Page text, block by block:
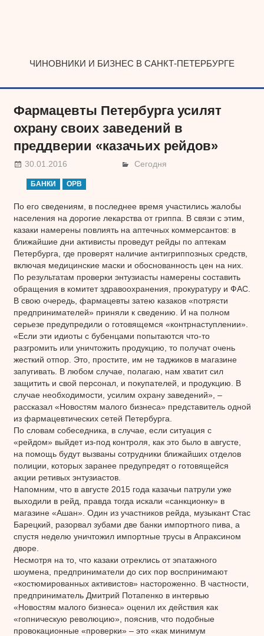
ЧИНОВНИКИ И БИЗНЕС В САНКТ-ПЕТЕРБУРГЕ
Фармацевты Петербурга усилят
охрану своих заведений в
преддверии «казачьих рейдов»
30.01.2016 Сегодня
БАНКИ ОРВ
По его сведениям, в последнее время участились жалобы
населения на дорогие лекарства от гриппа. В связи с этим,
казаки намерены повлиять на аптечных коммерсантов: в
ближайшие дни активисты проведут рейды по аптекам
Петербурга, где проверят наличие антигриппозных средств,
включая медицинские маски и обоснованность цен на них.
По результатам проверки энтузиасты намерены составить
обращения в комитет здравоохранения, прокуратуру и ФАС.
В свою очередь, фармацевты затею казаков «потрясти
предпринимателей» приняли к сведению. И на полном
серьезе предупредили о готовящемся «контрнаступлении».
«Если эти идиоты с бубенцами попытаются что-то
разгромить или уничтожить продукцию, то получат очень
жесткий отпор. Это, простите, им не таджиков в магазине
запугивать. В любом случае, полагаю, нам хватит сил
защитить и свой персонал, и покупателей, и продукцию. В
случае необходимости, усилим охрану заведений», –
рассказал «Новостям малого бизнеса» представитель одной
из фармацевтических сетей Петербурга.
По словам собеседника, в случае, если ситуация с
«рейдом» выйдет из-под контроля, как это было в августе,
на помощь будут вызваны сотрудники ближайших отделов
полиции, которых заранее предупредят о готовящейся
акции ретивых энтузиастов.
Напомним, что в августе 2015 года казачьи патрули уже
выходили в рейд, правда тогда искали «санкционку» в
магазине «Ашан». Один из участников рейда, музыкант Стас
Барецкий, разорвал зубами две банки импортного пива, а
спустя неделю уничтожил импортные трусы в Апраксином
дворе.
Несмотря на то, что казаки отреклись от эпатажного
шоумена, предприниматели до сих пор воспринимают
«костюмированных активистов» настороженно. В частности,
предприниматель Дмитрий Потапенко в интервью
«Новостям малого бизнеса» оценил их действия как
«гопническую революцию», пояснив, что подобные
провокационные «проверки» – это «как минимум